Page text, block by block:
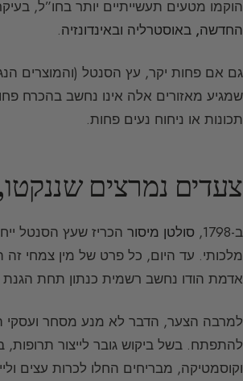
הוקמו מטעים תעשייתיים יותר בחו”ל,
החדשה, באוסטרליה ובאינדונזיה.
גם אם פחות יקר, עץ הסנטל (והמוצרים
שמגיע מאזורים אלה אינו נחשב בהכרח
תכונות או ניחוח נעים פחות.
צעדים נמרצים
ב-1798, סולטן מיסור הכריז שעץ הסנטל
מלכותי. עד היום, כל פרט של מין צמחי
אדמת הודו נחשב רשמית כנתון תחת
למרבה הצער, הדבר לא מנע מסחר ועסקי
להתפתח. בשל ביקוש גובר לייצור תרופות,
וקוסמטיקה, מבריחים החלו לכרות עצים